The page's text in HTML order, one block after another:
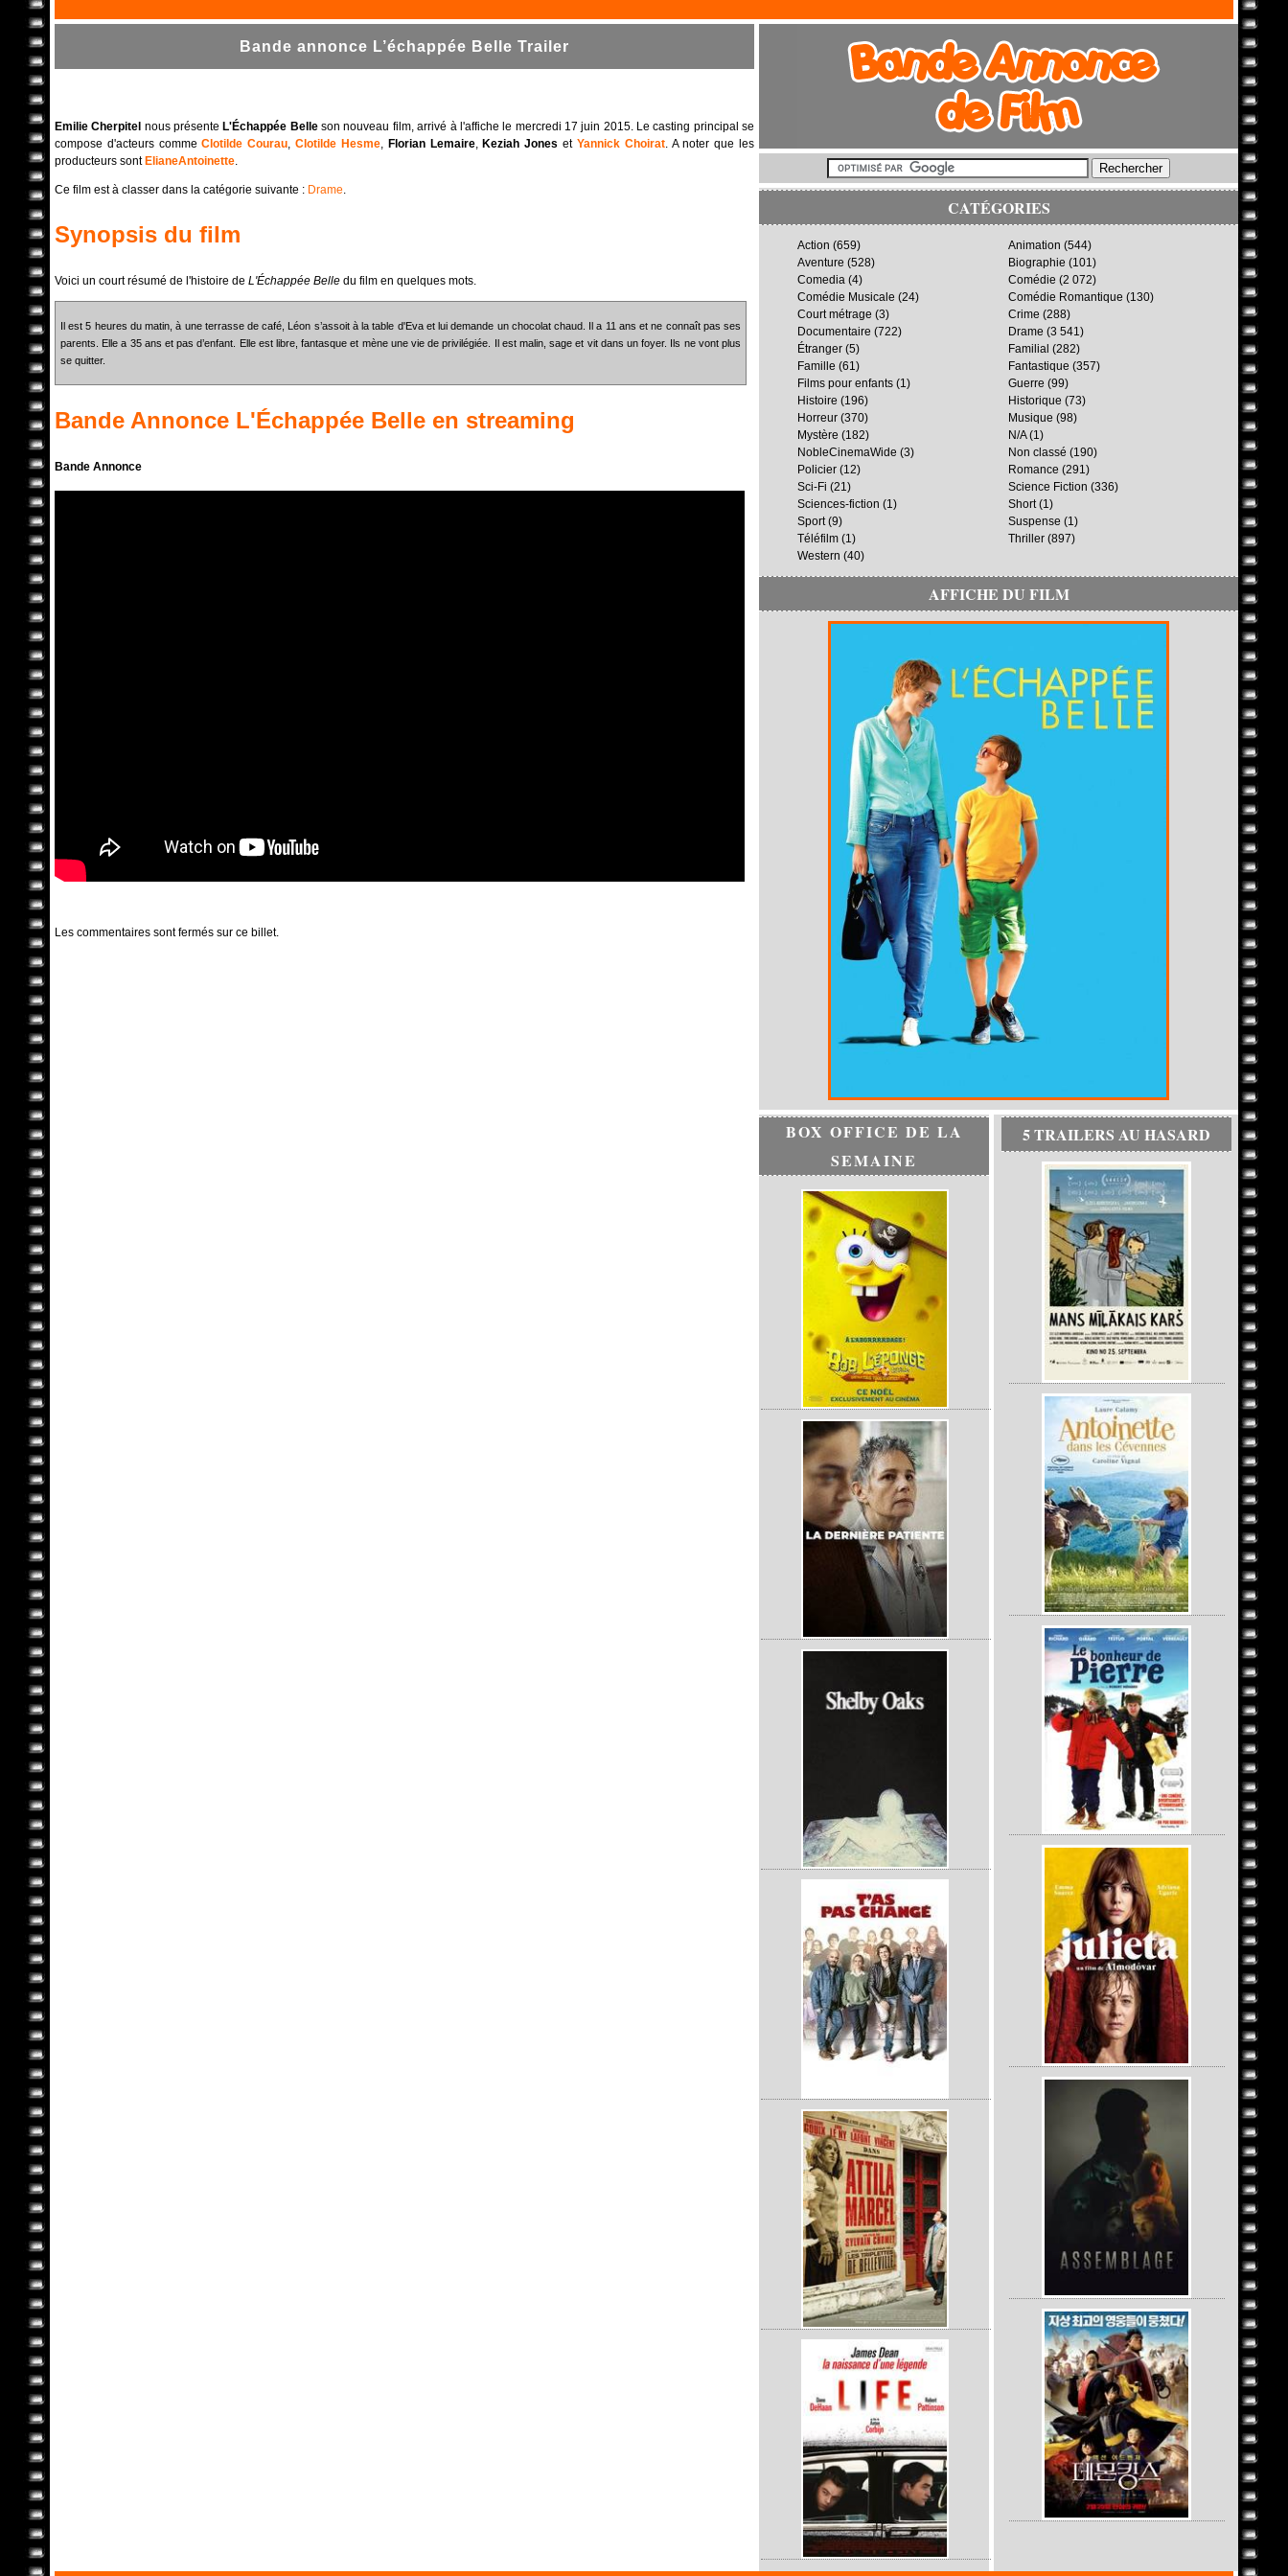
Bande annonce L’échappée Belle Trailer
Emilie Cherpitel nous présente L'Échappée Belleson nouveau film, arrivé à l'affiche le mercredi 17 juin 2015. Le casting principal se
compose d'acteurs commeClotilde Courau,Clotilde Hesme, Florian Lemaire, Keziah Jones et Yannick Choirat. A noter que les
producteurs sont ElianeAntoinette.
Ce film est à classer dans la catégorie suivante : Drame.
Synopsis du film
Voici un court résumé de l'histoire de L'Échappée Belle du film en quelques mots.
Il est 5 heures du matin, à une terrasse de café, Léon s’assoit à la table d'Eva et lui demande un chocolat chaud. Il a 11 ans et ne connaît pas ses
parents. Elle a 35 ans et pas d’enfant. Elle est libre, fantasque et mène une vie de privilégiée. Il est malin, sage et vit dans un foyer. Ils ne vont plus
se quitter.
Bande Annonce L'Échappée Belle en streaming
Bande Annonce
Les commentaires sont fermés sur ce billet.
CATÉGORIES
Action (659) Animation (544)
Aventure (528) Biographie (101)
Comedia (4) Comédie (2 072)
Comédie Musicale (24) Comédie Romantique (130)
Court métrage (3) Crime (288)
Documentaire (722) Drame (3 541)
Étranger (5) Familial (282)
Famille (61) Fantastique (357)
Films pour enfants (1) Guerre (99)
Histoire (196) Historique (73)
Horreur (370) Musique (98)
Mystère (182) N/A(1)
NobleCinemaWide (3) Non classé (190)
Policier (12) Romance (291)
Sci-Fi (21) Science Fiction (336)
Sciences-fiction (1) Short(1)
Sport(9) Suspense (1)
Téléfilm (1) Thriller (897)
Western (40)
AFFICHE DU FILM
BOX OFFICE DE LA
SEMAINE
5 TRAILERS AU HASARD